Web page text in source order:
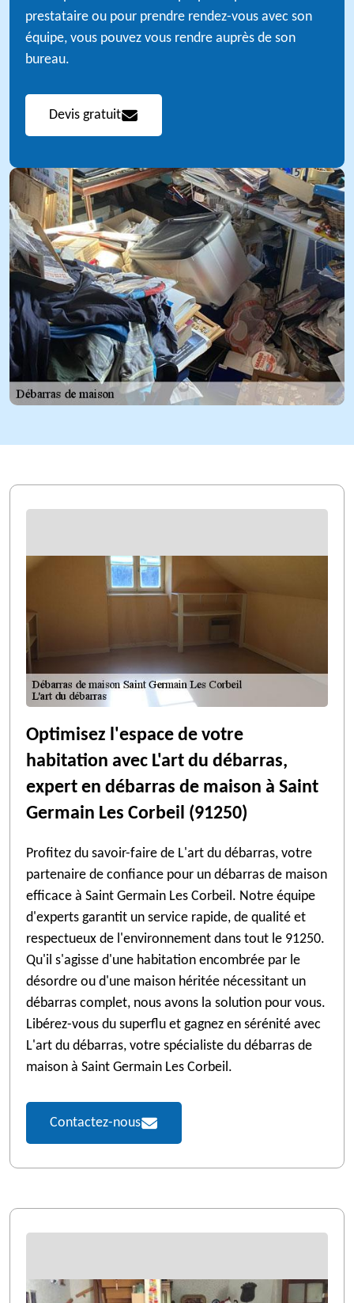
prestataire ou pour prendre rendez-vous avec son
équipe, vous pouvez vous rendre auprès de son
bureau.
Devis gratuit
Optimisez l'espace de votre
habitation avec L'art du débarras,
expert en débarras de maison à Saint
Germain Les Corbeil (91250)
Profitez du savoir-faire de L'art du débarras, votre
partenaire de confiance pour un débarras de maison
efficace à Saint Germain Les Corbeil. Notre équipe
d'experts garantit un service rapide, de qualité et
respectueux de l'environnement dans tout le 91250.
Qu'il s'agisse d'une habitation encombrée par le
désordre ou d'une maison héritée nécessitant un
débarras complet, nous avons la solution pour vous.
Libérez-vous du superflu et gagnez en sérénité avec
L'art du débarras, votre spécialiste du débarras de
maison à Saint Germain Les Corbeil.
Contactez-nous